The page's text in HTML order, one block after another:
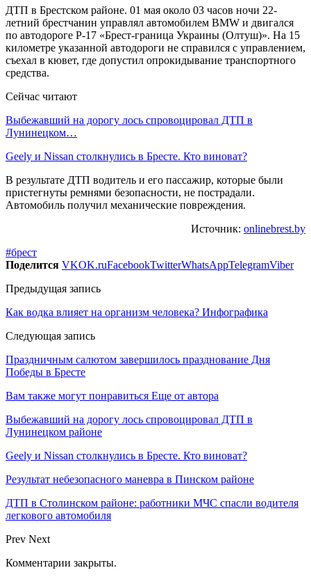
ДТП в Брестском районе. 01 мая около 03 часов ночи 22-
летний брестчанин управлял автомобилем BMW и двигался
по автодороге Р-17 «Брест-граница Украины (Олтуш)». На 15
километре указанной автодороги не справился с управлением,
съехал в кювет, где допустил опрокидывание транспортного
средства.
Сейчас читают
Выбежавший на дорогу лось спровоцировал ДТП в
Лунинецком…
Geely и Nissan столкнулись в Бресте. Кто виноват?
В результате ДТП водитель и его пассажир, которые были
пристегнуты ремнями безопасности, не пострадали.
Автомобиль получил механические повреждения.
Источник: onlinebrest.by
#брест
Поделится VKOK.ruFacebookTwitterWhatsAppTelegramViber
Предыдущая запись
Как водка влияет на организм человека? Инфографика
Следующая запись
Праздничным салютом завершилось празднование Дня
Победы в Бресте
Вам также могут понравиться Еще от автора
Выбежавший на дорогу лось спровоцировал ДТП в
Лунинецком районе
Geely и Nissan столкнулись в Бресте. Кто виноват?
Результат небезопасного маневра в Пинском районе
ДТП в Столинском районе: работники МЧС спасли водителя
легкового автомобиля
Prev Next
Комментарии закрыты.